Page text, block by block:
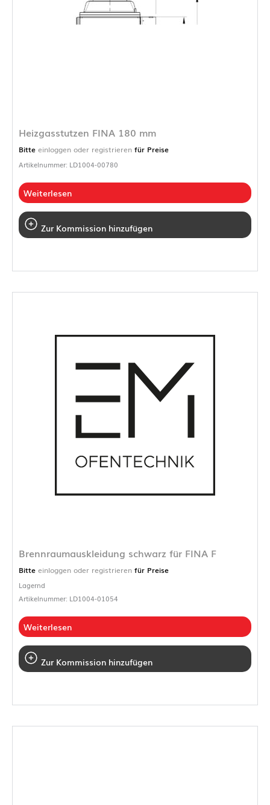
Heizgasstutzen FINA 180 mm
Bitte einloggen oder registrieren für Preise
Artikelnummer: LD1004-00780
Weiterlesen
Zur Kommission hinzufügen
Brennraumauskleidung schwarz für FINA F
Bitte einloggen oder registrieren für Preise
Lagernd
Artikelnummer: LD1004-01054
Weiterlesen
Zur Kommission hinzufügen